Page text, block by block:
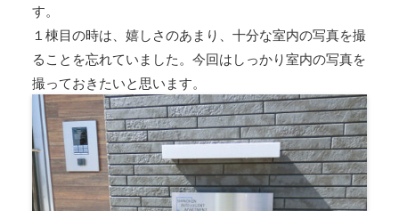
す。
１棟目の時は、嬉しさのあまり、十分な室内の写真を撮
ることを忘れていました。今回はしっかり室内の写真を
撮っておきたいと思います。